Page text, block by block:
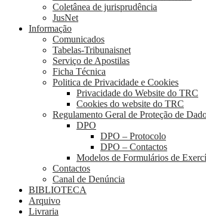
Coletânea de jurisprudência
JusNet
Informação
Comunicados
Tabelas-Tribunaisnet
Serviço de Apostilas
Ficha Técnica
Politica de Privacidade e Cookies
Privacidade do Website do TRC
Cookies do website do TRC
Regulamento Geral de Proteção de
DPO
DPO – Protocolo
DPO – Contactos
Modelos de Formulários de
Contactos
Canal de Denúncia
BIBLIOTECA
Arquivo
Livraria